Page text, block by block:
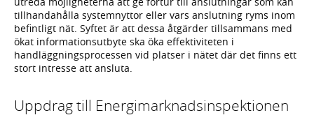
tillhandahålla systemnyttor eller vars anslutning ryms inom
befintligt nät. Syftet är att dessa åtgärder tillsammans med
ökat informationsutbyte ska öka effektiviteten i
handläggningsprocessen vid platser i nätet där det finns ett
stort intresse att ansluta.
Uppdrag till Energimarknadsinspektionen